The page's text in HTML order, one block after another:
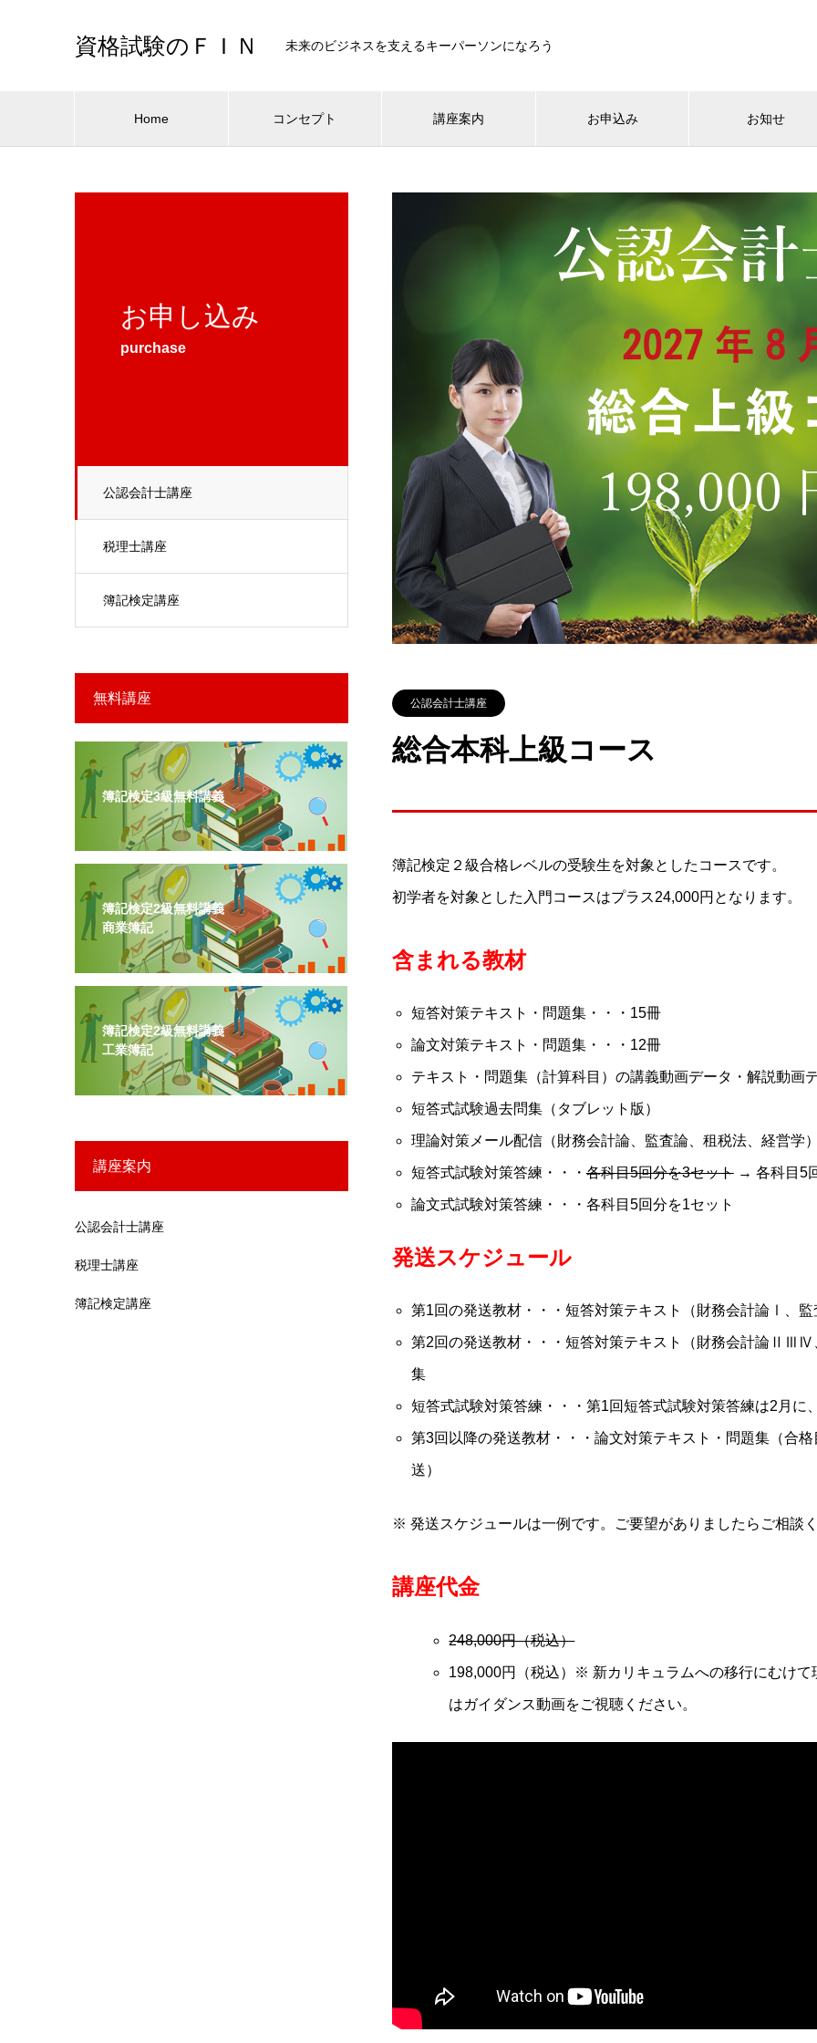
資格試験のＦＩＮ 未来のビジネスを支えるキーパーソンになろう
Home コンセプト 講座案内 お申込み お知せ
お申し込み
purchase
公認会計士講座
税理士講座
簿記検定講座
公認会計士講座
総合本科上級コース
簿記検定２級合格レベルの受験生を対象としたコースです。
初学者を対象とした入門コースはプラス24,000円となります。
含まれる教材
短答対策テキスト・問題集・・・15冊
論文対策テキスト・問題集・・・12冊
テキスト・問題集（計算科目）の講義動画データ・解説動画
短答式試験過去問集（タブレット版）
理論対策メール配信（財務会計論、監査論、租税法、経営学）
短答式試験対策答練・・・各科目5回分を3セット→ 各科目5
論文式試験対策答練・・・各科目5回分を1セット
発送スケジュール
第1回の発送教材・・・短答対策テキスト（財務会計論Ⅰ
第2回の発送教材・・・短答対策テキスト（財務会計論
集
短答式試験対策答練・・・第1回短答式試験対策答練は2月に
第3回以降の発送教材・・・論文対策テキスト・問題集（合
送）
※ 発送スケジュールは一例です。ご要望がありましたらご相談く
講座代金
248,000円（税込）
198,000円（税込）※ 新カリキュラムへの移行にむけて
はガイダンス動画をご視聴ください。
無料講座
簿記検定3級無料講義
簿記検定2級無料講義
商業簿記
簿記検定2級無料講義
工業簿記
講座案内
公認会計士講座
税理士講座
簿記検定講座